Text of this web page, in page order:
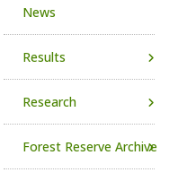
News
Results
Research
Forest Reserve Archive